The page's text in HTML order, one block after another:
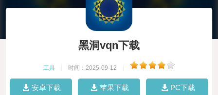
黑洞vqn下载
工具 时间：2025-09-12
安卓下载 苹果下载 PC下载